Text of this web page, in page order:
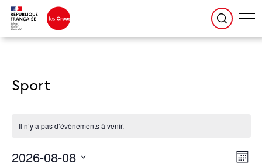
Sport
Il n’y a pas d’évènements à venir.
parde
vues
Mois
2026-08-08